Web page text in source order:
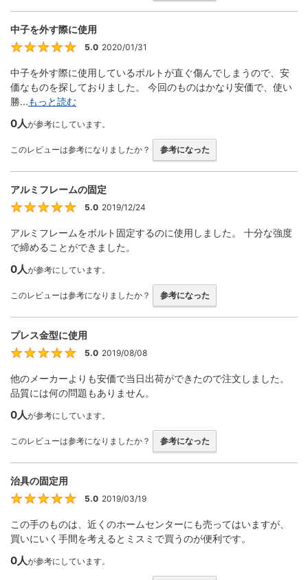
中子を外す際に使用
5
5.0 2020/01/31
中子を外す際に使用しているボルトが直ぐ傷んでしまうので、安
価なものを探しておりました。 今回のものはかなり安価で、使い
勝...もっと読む
0人が参考にしています。
このレビューは参考になりましたか？ 参考になった
アルミフレームの固定
5.0 2019/12/24
アルミフレームをボルト固定するのに使用しました。 十分な強度
で締めることができました。
0人が参考にしています。
このレビューは参考になりましたか？ 参考になった
プレス金型に使用
5
5.0 2019/08/08
他のメーカーよりも安価で当日出荷ができたので注文しました。
品質には何の問題もありません。
0人が参考にしています。
このレビューは参考になりましたか？ 参考になった
治具の固定用
5
5.0 2019/03/19
この手のものは、近くのホームセンターにも売ってはいますが、
買いにいく手間を考えるとミスミで買うのが便利です。
0人が参考にしています。